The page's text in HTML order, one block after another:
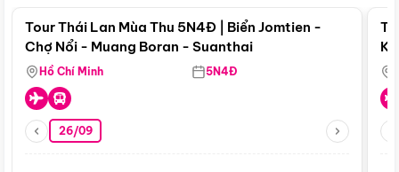
Tour Thái Lan Mùa Thu 5N4Đ | Biển Jomtien -
Chợ Nổi - Muang Boran - Suanthai
Hồ Chí Minh 5N4Đ
26/09